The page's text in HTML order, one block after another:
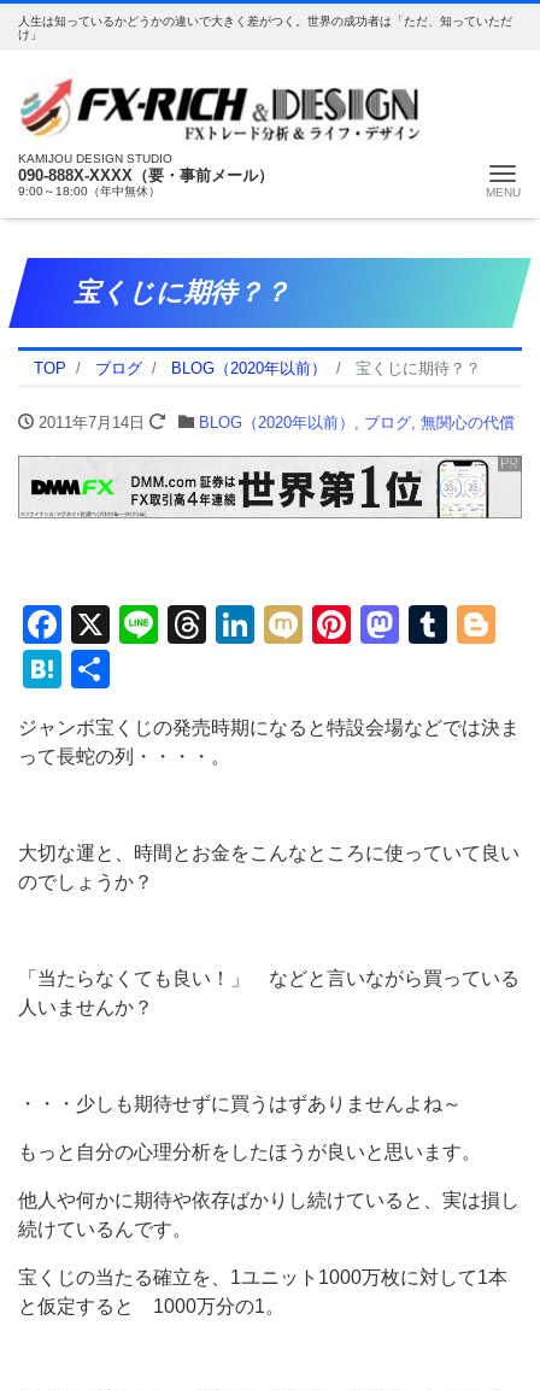
人生は知っているかどうかの違いで大きく差がつく。世界の成功者は「ただ、知っていただ
け」
KAMIJOU DESIGN STUDIO
090-888X-XXXX（要・事前メール）
9:00～18:00（年中無休）
宝くじに期待？？
TOP ブログ BLOG（2020年以前） 宝くじに期待？？
2011年7月14日 BLOG（2020年以前） , ブログ, 無関心の代償
Facebook
X LineThreads
LinkedIn
MixiPinterest
Hatena
ジャンボ宝くじの発売時期になると特設会場などでは決ま
って長蛇の列・・・・。
大切な運と、時間とお金をこんなところに使っていて良い
のでしょうか？
「当たらなくても良い！」 などと言いながら買っている
人いませんか？
・・・少しも期待せずに買うはずありませんよね～
もっと自分の心理分析をしたほうが良いと思います。
他人や何かに期待や依存ばかりし続けていると、実は損し
続けているんです。
宝くじの当たる確立を、1ユニット1000万枚に対して1本
と仮定すると 1000万分の1。